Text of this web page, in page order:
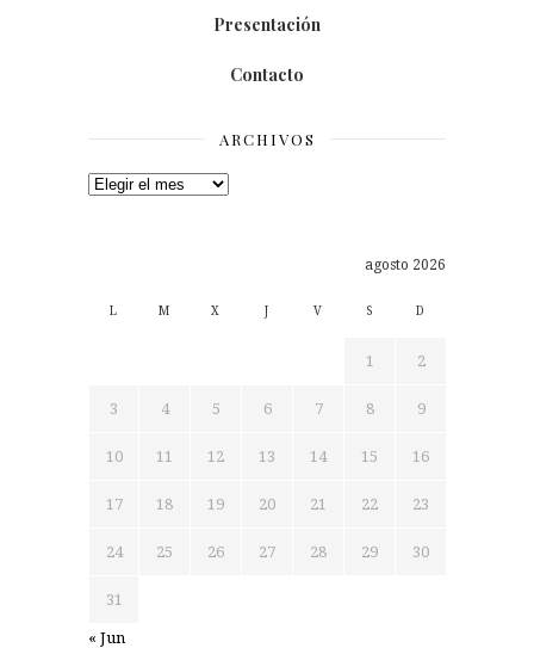
Presentación
Contacto
ARCHIVOS
Archivos
agosto 2026
L M X J V S D
1 2
3 4 5 6 7 8 9
10 11 12 13 14 15 16
17 18 19 20 21 22 23
24 25 26 27 28 29 30
31
« Jun